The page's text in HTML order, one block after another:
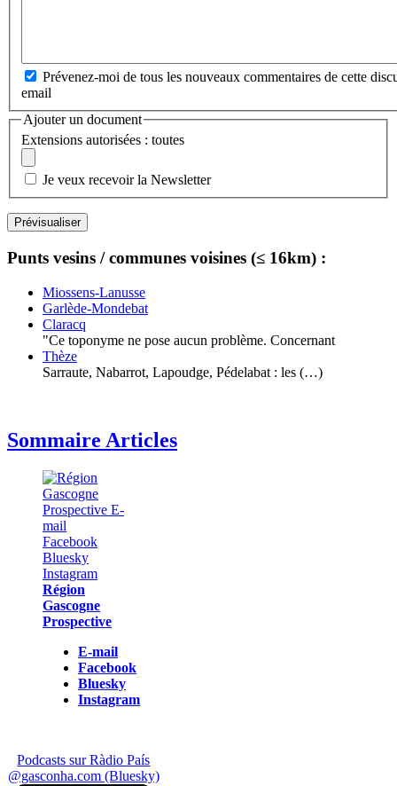
Prévenez-moi de tous les nouveaux commentaires de cette
email
Ajouter un document
Extensions autorisées : toutes
Je veux recevoir la Newsletter
Punts vesins / communes voisines (≤ 16km) :
Miossens-Lanusse
Garlède-Mondebat
Claracq
"Ce toponyme ne pose aucun problème. Concernant
Thèze
Sarraute, Nabarrot, Lapoudge, Pédelabat : les (…)
Sommaire Articles
Région
Gascogne
Prospective
E-mail
Facebook
Bluesky
Instagram
Podcasts sur Ràdio País
@gasconha.com (Bluesky)